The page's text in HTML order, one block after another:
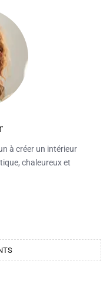
à créer un intérieur
chaleureux et